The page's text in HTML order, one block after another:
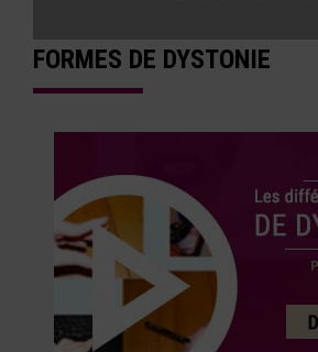
FORMES DE DYSTONIE